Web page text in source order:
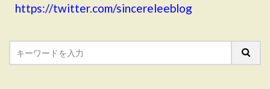
https://twitter.com/sincereleeblog